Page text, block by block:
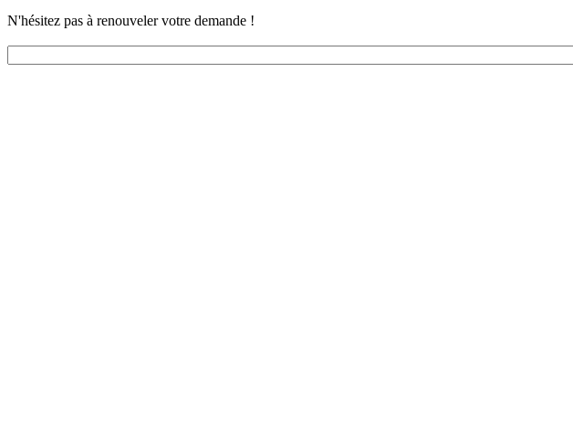
N'hésitez pas à renouveler votre demande !